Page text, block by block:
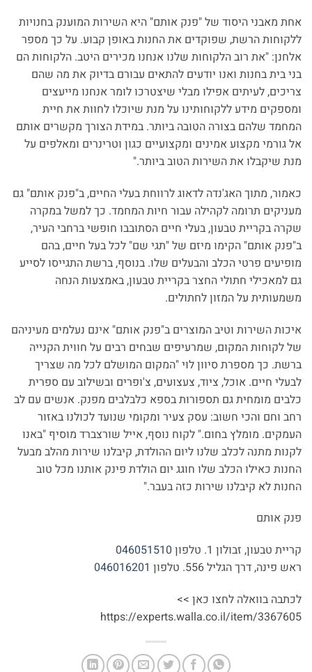
אחת מאבני היסוד של "פנק אותם" היא השירות המוענק בחנויות
ללקוחות הרשת, שפוקדים את החנות באופן קבוע. על כך מספר
אלחנן: "את רוב הלקוחות שלנו אנחנו מכירים היטב. הלקוחות הם
בני בית בחנות ואנו יודעים להתאים עבורם בדיוק את מה שהם
צריכים, לעיתים אפילו מבלי שיצטרכו לומר אנחנו מייעצים
ומספקים מידע ללקוחותינו על מנת שיוכלו לחוות את חיית
המחמד שלהם בצורה הטובה ביותר. במידת הצורך מקשרים אותם
אל גורמי מקצוע אמינים ומקצועיים כגון וטרינרים ומאלפים על
מנת שיקבלו את השירות הטוב ביותר."
כאמור, מתוך האג'נדה לדאוג לרווחת בעלי החיים, ב"פנק אותם" גם
מעניקים תרומה לקהילה עבור חיות המחמד. כך למשל במקרה
שקרה בקריית טבעון, בעלי חיים הסתובבו חופשי ברחבי העיר,
ב"פנק אותם" הקימו מיזם של "תגי שם" לכל בעל חיים, בהם
מופיעים פרטי הכלב והבעלים שלו. בנוסף, ברשת התגייסו לסייע
גם למאכילי חתולי החצר בקריית טבעון, באמצעות הנחה
משמעותית על המזון לחתולים.
איכות השירות וטיב המוצרים ב"פנק אותם" אינם נעלמים מעיניהם
של לקוחות המקום, שמרעיפים שבחים רבים על חווית הקנייה
ברשת. כך מספרת סיוון לוי "המקום המושלם לכל מה שצריך
לבעלי חיים. אוכל, ציוד, צעצועים, צ'ופרים ובשילוב עם ספרית
כלבים מומחית גם תספורות בספא כלבלבים מפנק. אנשים עם לב
רחב וחם והכי חשוב: עסק צעיר ומקומי שנועד לכולנו באזור
העמקים. מומלץ בחום." לקוח נוסף, אייל שורצברד מוסיף "באנו
לקנות מתנה לכלב שלנו ליום ההולדת, קיבלנו שירות מהלב מבעל
החנות כאילו הכלב שלו חוגג יום הולדת פינק אותנו מכל טוב
החנות לא קיבלנו שירות כזה בעבר."
פנק אותם
קריית טבעון, זבולון 1. טלפון
046051510
ראש פינה, דרך הגליל 556. טלפון
046016201
לכתבה בוואלה לחצו כאן >>
https://experts.walla.co.il/item/3367605